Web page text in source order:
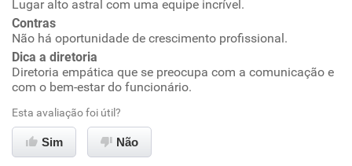
Conciliação com a vida familiar
Benefícios
Lugar alto astral com uma equipe incrível.
Contras
Não há oportunidade de crescimento profissional.
Dica a diretoria
Diretoria empática que se preocupa com a comunicação e
com o bem-estar do funcionário.
Esta avaliação foi útil?
Sim Não